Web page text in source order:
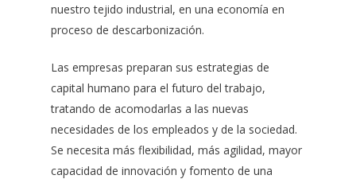
nuestro tejido industrial, en una economía en
proceso de descarbonización.
Las empresas preparan sus estrategias de
capital humano para el futuro del trabajo,
tratando de acomodarlas a las nuevas
necesidades de los empleados y de la sociedad.
Se necesita más flexibilidad, más agilidad, mayor
capacidad de innovación y fomento de una